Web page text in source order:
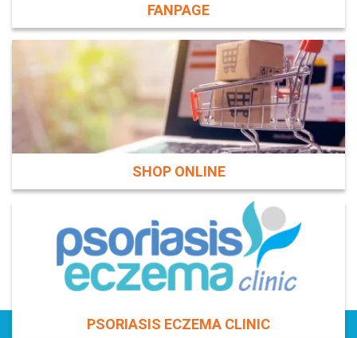
FANPAGE
SHOP ONLINE
PSORIASIS ECZEMA CLINIC